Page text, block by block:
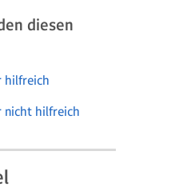
diesen
hilfreich
nicht hilfreich